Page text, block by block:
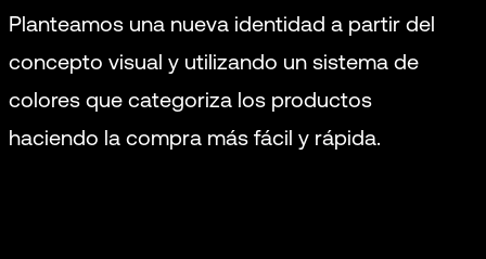
Planteamos una nueva identidad a partir del
concepto visual y utilizando un sistema de
colores que categoriza los productos
haciendo la compra más fácil y rápida.